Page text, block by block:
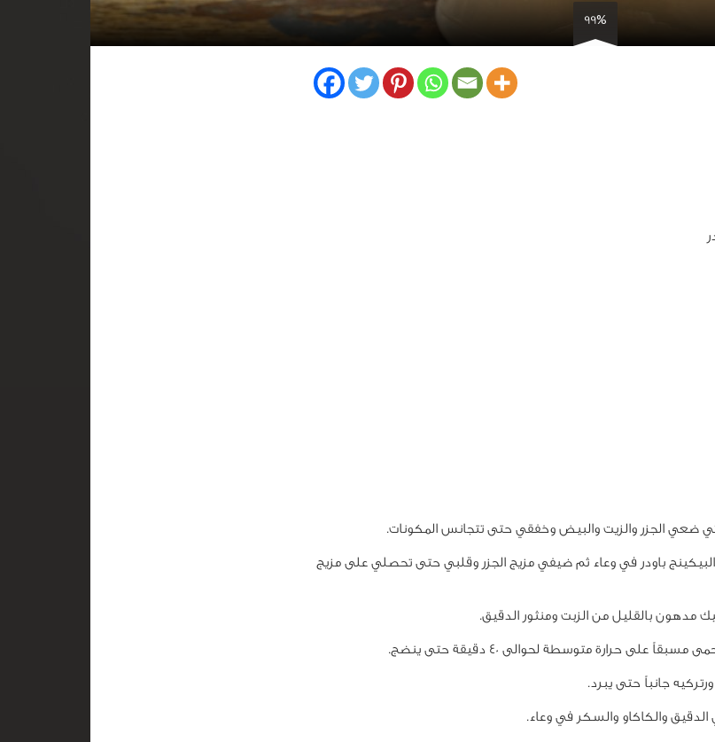
99%
ضعي الجزر والزيت والبيض وخفقي حتى تتجانس المكونات.
باودر في وعاء ثم ضيفي مزيج الجزر وقلبي حتى تحصلي على مزيج
مدهون بالقليل من الزبت ومنثور الدقيق.
على حرارة متوسطة لحوالى 40 دقيقة حتى ينضج.
جانباً حتى يبرد.
والكاكاو والسكر في وعاء.